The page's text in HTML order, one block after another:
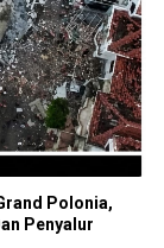
Polonia,
Penyalur